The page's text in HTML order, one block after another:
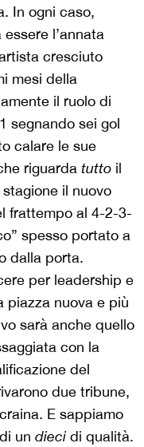
In ogni caso,
l’annata
cresciuto
mesi della
il ruolo di
segnando sei gol
calare le sue
riguarda tutto il
il nuovo
frattempo al 4-2-3-
spesso portato a
dalla porta.
per leadership e
piazza nuova e più
sarà anche quello
con la
del
due tribune,
E sappiamo
un dieci di qualità.